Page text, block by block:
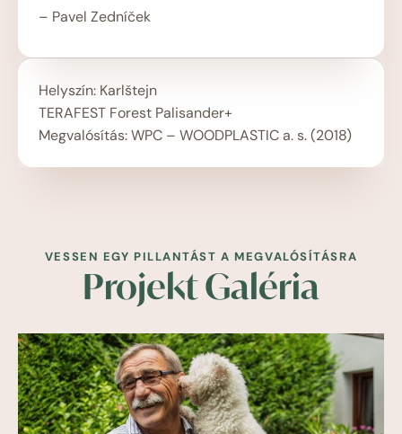
Helyszín: Karlštejn
TERAFEST Forest Palisander+
Megvalósítás: WPC – WOODPLASTIC a. s. (2018)
– Pavel Zedníček
VESSEN EGY PILLANTÁST A MEGVALÓSÍTÁSRA
Projekt Galéria